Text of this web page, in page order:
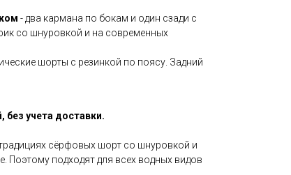
- два кармана по бокам и один сзади с
со шнуровкой и на современных
шорты с резинкой по поясу. Задний
без учета доставки.
сёрфовых шорт со шнуровкой и
Поэтому подходят для всех водных видов